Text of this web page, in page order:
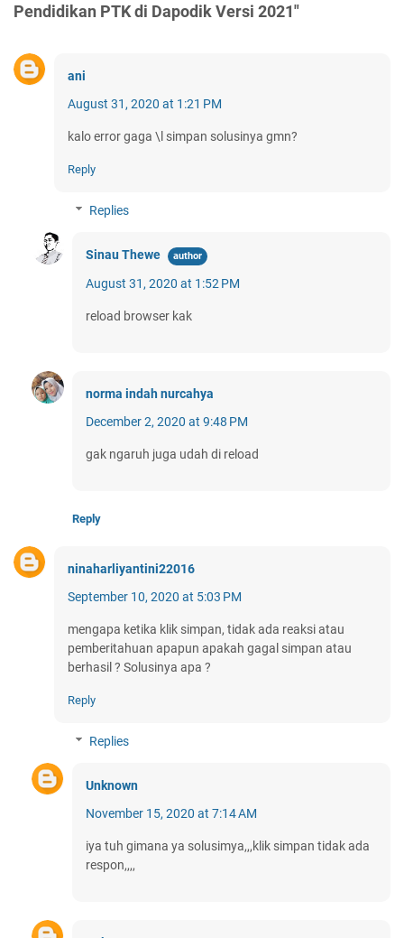
Pendidikan PTK di Dapodik Versi 2021"
ani
August 31, 2020 at 1:21 PM
kalo error gaga \l simpan solusinya gmn?
Reply
Replies
Sinau Thewe
August 31, 2020 at 1:52 PM
reload browser kak
norma indah nurcahya
December 2, 2020 at 9:48 PM
gak ngaruh juga udah di reload
Reply
ninaharliyantini22016
September 10, 2020 at 5:03 PM
mengapa ketika klik simpan, tidak ada reaksi atau
pemberitahuan apapun apakah gagal simpan atau
berhasil ? Solusinya apa ?
Reply
Replies
Unknown
November 15, 2020 at 7:14 AM
iya tuh gimana ya solusimya,,,klik simpan tidak ada
respon,,,,